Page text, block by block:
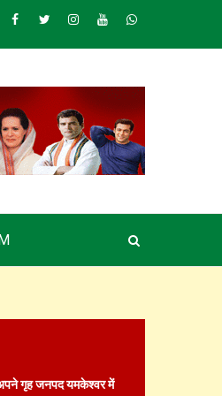
Facebook
TwitterInstagram
YoutubeWhatsapp
गृह जनपद यमकेश्वर में